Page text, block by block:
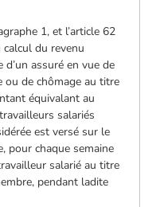
1, et l’article 62
du revenu
assuré en vue de
ou de chômage au titre
équivalant au
salariés
est versé sur le
pour chaque semaine
salarié au titre
pendant ladite